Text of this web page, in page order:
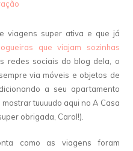
viagens super ativa e que já
que viajam sozinhas
redes sociais do blog dela, o
sempre via móveis e objetos de
a seu apartamento
tuuuudo aqui no A Casa
obrigada, Carol!).
como as viagens foram